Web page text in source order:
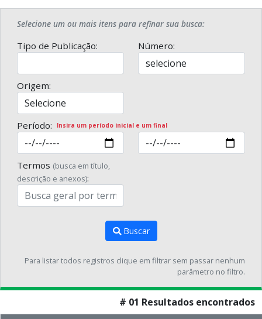
Selecione um ou mais itens para refinar sua busca:
Tipo de Publicação: Número:
Origem:
Período: Insira um período inicial e um final
Termos (busca em título,
descrição e anexos):
Buscar
Para listar todos registros clique em filtrar sem passar nenhum
parâmetro no filtro.
# 01 Resultados encontrados